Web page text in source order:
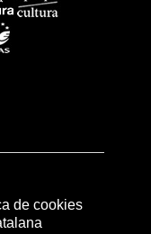
de cookies